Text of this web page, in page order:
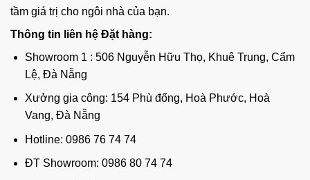
tầm giá trị cho ngôi nhà của bạn.
Thông tin liên hệ Đặt hàng:
Showroom 1 : 506 Nguyễn Hữu Thọ, Khuê Trung, Cẩm
Lệ, Đà Nẵng
Xưởng gia công: 154 Phù đổng, Hoà Phước, Hoà
Vang, Đà Nẵng
Hotline: 0986 76 74 74
ĐT Showroom: 0986 80 74 74